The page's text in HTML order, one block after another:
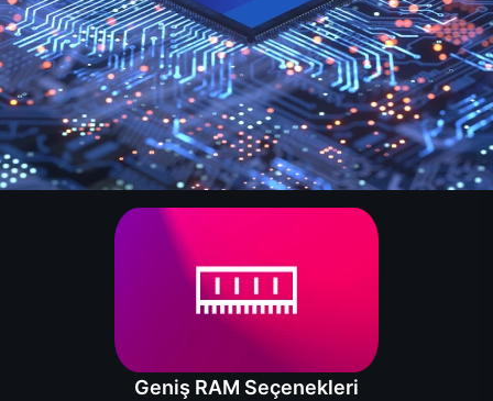
Geniş RAM Seçenekleri